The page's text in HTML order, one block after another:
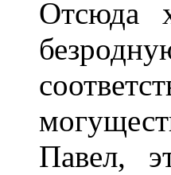
Отсюда
Павел,